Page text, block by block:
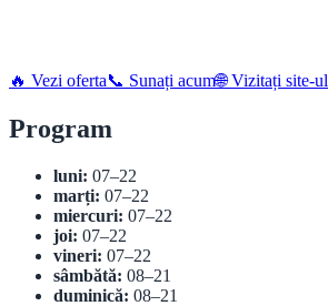
🔥 Vezi oferta📞 Sunați acum🌐 Vizitați site-ul
Program
luni: 07–22
marți: 07–22
miercuri: 07–22
joi: 07–22
vineri: 07–22
sâmbătă: 08–21
duminică: 08–21